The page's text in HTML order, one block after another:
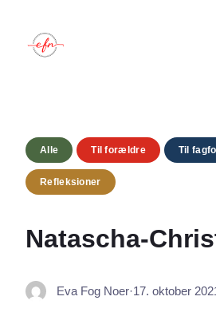
indhold
Alle Til forældre Til
Refleksioner
Natascha-
Eva Fog Noer·17. oktober